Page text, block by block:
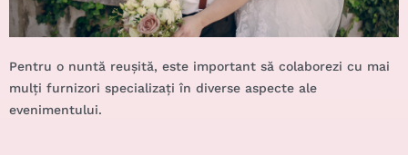
Pentru o nuntă reușită, este important să colaborezi cu mai
mulți furnizori specializați în diverse aspecte ale
evenimentului.